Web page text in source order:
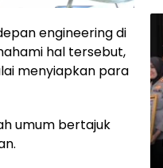
engineering di
hal tersebut,
menyiapkan para
umum bertajuk